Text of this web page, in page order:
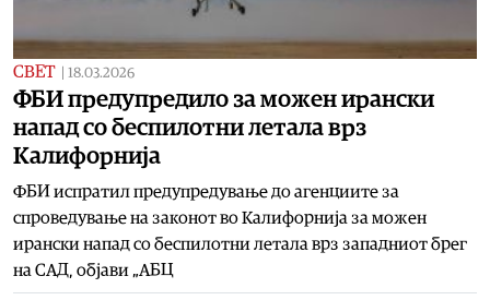
СВЕТ 18.03.2026
ФБИ предупредило за можен ирански
напад со беспилотни летала врз
Калифорнија
ФБИ испратил предупредување до агенциите за
спроведување на законот во Калифорнија за можен
ирански напад со беспилотни летала врз западниот брег
на САД, објави „АБЦ